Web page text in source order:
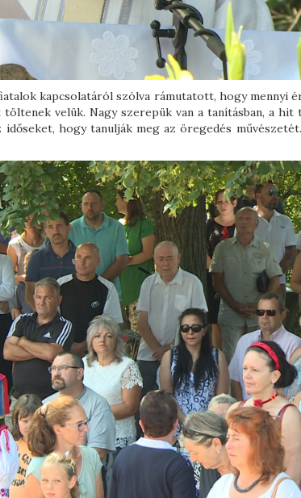
kapcsolatáról szólva rámutatott, hogy mennyi
velük. Nagy szerepük van a tanításban, a hit
hogy tanulják meg az öregedés